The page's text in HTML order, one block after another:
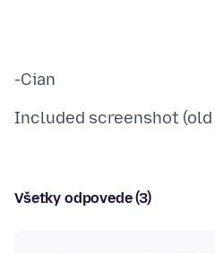
Všetky odpovede (3)